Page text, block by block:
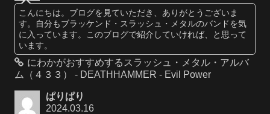
こんにちは。ブログを見ていただき、ありがとうございま
す。自分もブラッケンド・スラッシュ・メタルのバンドを気
に入っています。このブログで紹介していければ、と思って
います。
にわかがおすすめするスラッシュ・メタル・アルバ
ム（４３３） - DEATHHAMMER - Evil Power
ぱりぱり
2024.03.16